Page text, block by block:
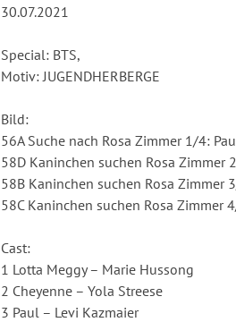
30.07.2021
Special: BTS,
Motiv: JUGENDHERBERGE
Bild:
56A Suche nach Rosa Zimmer 1/4:
58D Kaninchen suchen Rosa
58B Kaninchen suchen Rosa Zimmer
58C Kaninchen suchen Rosa Zimmer
Cast:
1 Lotta Meggy – Marie Hussong
2 Cheyenne – Yola Streese
3 Paul – Levi Kazmaier